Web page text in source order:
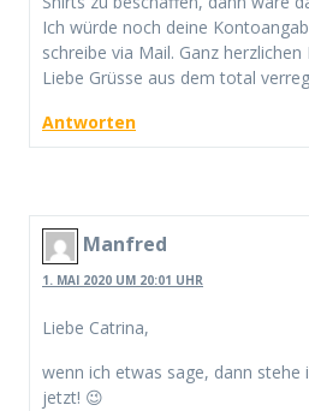
Ich würde noch deine
schreibe via Mail. Ganz
Liebe Grüsse aus dem total
Antworten
Manfred
1. MAI 2020 UM 20:01 UHR
Liebe Catrina,
wenn ich etwas sage, dann stehe
jetzt! 😉